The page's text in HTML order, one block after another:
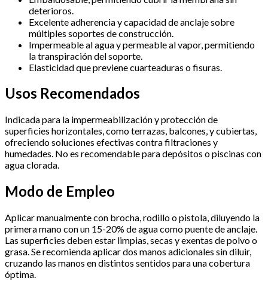
deterioros.
Excelente adherencia y capacidad de anclaje sobre
múltiples soportes de construcción.
Impermeable al agua y permeable al vapor, permitiendo
la transpiración del soporte.
Elasticidad que previene cuarteaduras o fisuras.
Usos Recomendados
Indicada para la impermeabilización y protección de
superficies horizontales, como terrazas, balcones, y cubiertas,
ofreciendo soluciones efectivas contra filtraciones y
humedades. No es recomendable para depósitos o piscinas con
agua clorada.
Modo de Empleo
Aplicar manualmente con brocha, rodillo o pistola, diluyendo la
primera mano con un 15-20% de agua como puente de anclaje.
Las superficies deben estar limpias, secas y exentas de polvo o
grasa. Se recomienda aplicar dos manos adicionales sin diluir,
cruzando las manos en distintos sentidos para una cobertura
óptima.